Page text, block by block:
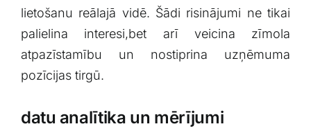
lietošanu reālajā vidē. Šādi risinājumi ne ⁢tikai
palielina interesi,bet arī veicina zīmola‌
atpazīstamību un nostiprina uzņēmuma
pozīcijas tirgū.
datu⁢ analītika un mērījumi